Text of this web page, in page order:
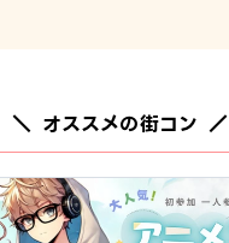
＼ オススメの街コン ／